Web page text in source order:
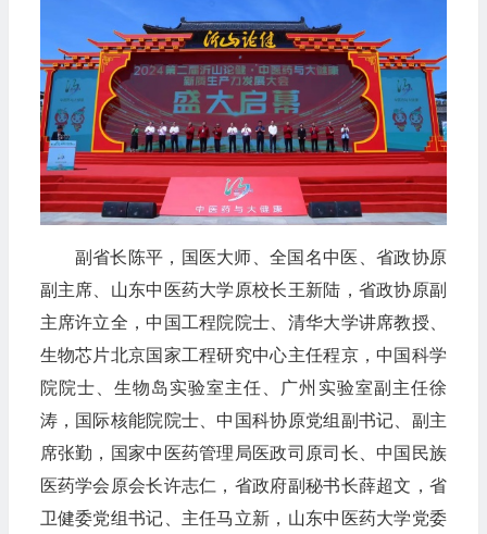
副省长陈平，国医大师、全国名中医、省政协原
副主席、山东中医药大学原校长王新陆，省政协原副
主席许立全，中国工程院院士、清华大学讲席教授、
生物芯片北京国家工程研究中心主任程京，中国科学
院院士、生物岛实验室主任、广州实验室副主任徐
涛，国际核能院院士、中国科协原党组副书记、副主
席张勤，国家中医药管理局医政司原司长、中国民族
医药学会原会长许志仁，省政府副秘书长薛超文，省
卫健委党组书记、主任马立新，山东中医药大学党委